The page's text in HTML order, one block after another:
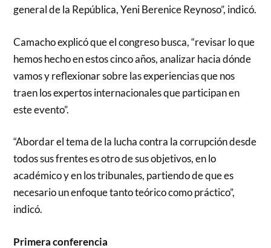
general de la República, Yeni Berenice Reynoso”, indicó.
Camacho explicó que el congreso busca, “revisar lo que
hemos hecho en estos cinco años, analizar hacia dónde
vamos y reflexionar sobre las experiencias que nos
traen los expertos internacionales que participan en
este evento”.
“Abordar el tema de la lucha contra la corrupción desde
todos sus frentes es otro de sus objetivos, en lo
académico y en los tribunales, partiendo de que es
necesario un enfoque tanto teórico como práctico”,
indicó.
Primera conferencia